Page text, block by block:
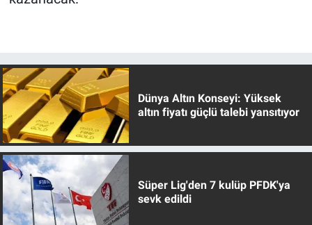
Dünya Altın Konseyi: Yüksek
altın fiyatı güçlü talebi yansıtıyor
Süper Lig'den 7 kulüp PFDK'ya
sevk edildi